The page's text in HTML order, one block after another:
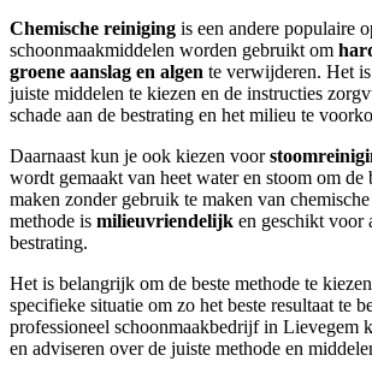
Chemische reiniging is een andere populaire
schoonmaakmiddelen worden gebruikt om
groene aanslag en algen te verwijderen. Het
juiste middelen te kiezen en de instructies
schade aan de bestrating en het milieu te
Daarnaast kun je ook kiezen voor
wordt gemaakt van heet water en stoom om de
maken zonder gebruik te maken van
methode is milieuvriendelijk en geschikt voor
bestrating.
Het is belangrijk om de beste methode te
specifieke situatie om zo het beste resultaat te
professioneel schoonmaakbedrijf in Lievegem
en adviseren over de juiste methode en